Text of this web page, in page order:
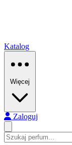
Katalog
Więcej
Zaloguj